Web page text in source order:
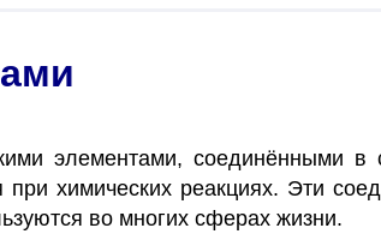
элементами, соединёнными в
химических реакциях. Эти
во многих сферах жизни.